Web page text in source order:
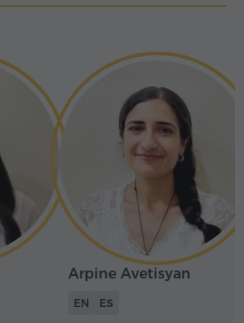
Arpine Avetisyan
EN ES